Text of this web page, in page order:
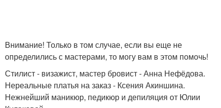
Внимание! Только в том случае, если вы еще не
определились с мастерами, то могу вам в этом помочь!
Стилист - визажист, мастер бровист - Анна Нефёдова.
Нереальные платья на заказ - Ксения Акиншина.
Нежнейший маникюр, педикюр и депиляция от Юлии